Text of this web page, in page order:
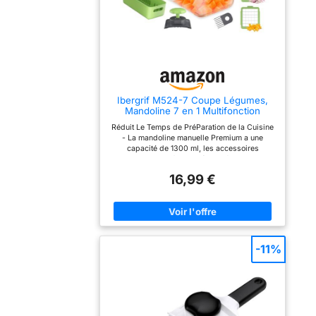
Ibergrif M524-7 Coupe Légumes,
Mandoline 7 en 1 Multifonction
Réduit Le Temps de PréParation de la Cuisine
- La mandoline manuelle Premium a une
capacité de 1300 ml, les accessoires
micro-ondes, fermoir de verrouillage inclus), 1
d'égouttage (avec fente pour les lames), 1
couvercle presseur, 7 lames tranchantes en
acier inoxydable, 1 brosse de nettoyage
oignon manuel est fabriqué en PP de qualité
alimentaire et 420J2, sans BPA, ce qui permet
de conserver des ingrédients sains, nutritifs et
sûrs. Avec ce coupe-légumes à mandoline,
vous pouvez être sûr de préparer des dîners
sains, délicieux et créatifs pour votre famille.
Utilisation Multifonctionnelle - Le coupe
16,99 €
-11%